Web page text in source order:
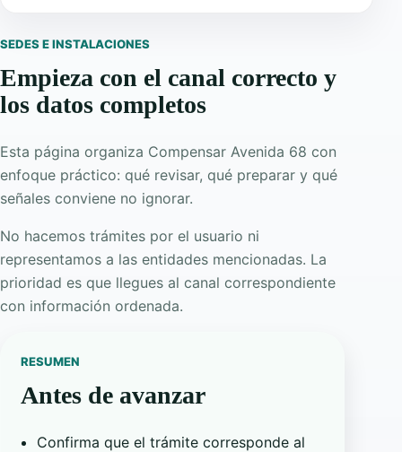
SEDES E INSTALACIONES
Empieza con el canal correcto y
los datos completos
Esta página organiza Compensar Avenida 68 con
enfoque práctico: qué revisar, qué preparar y qué
señales conviene no ignorar.
No hacemos trámites por el usuario ni
representamos a las entidades mencionadas. La
prioridad es que llegues al canal correspondiente
con información ordenada.
RESUMEN
Antes de avanzar
Confirma que el trámite corresponde al